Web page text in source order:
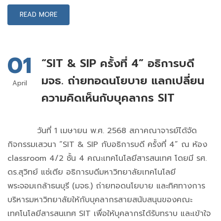
READ MORE
01
April
“SIT & SIP ครั้งที่ 4” อธิการบดี
มจธ. ถ่ายทอดนโยบาย แลกเปลี่ยน
ความคิดเห็นกับบุคลากร SIT
วันที่ 1 เมษายน พ.ศ. 2568 สภาคณาจารย์ได้จัด
กิจกรรมเสวนา “SIT & SIP กับอธิการบดี ครั้งที่ 4” ณ ห้อง
classroom 4/2 ชั้น 4 คณะเทคโนโลยีสารสนเทศ โดยมี รศ.
ดร.สุวิทย์ แซ่เตีย อธิการบดีมหาวิทยาลัยเทคโนโลยี
พระจอมเกล้าธนบุรี (มจธ.) ถ่ายทอดนโยบาย และทิศทางการ
บริหารมหาวิทยาลัยให้กับบุคลากรสายสนับสนุนของคณะ
เทคโนโลยีสารสนเทศ SIT เพื่อให้บุคลากรได้รับทราบ และเข้าใจ